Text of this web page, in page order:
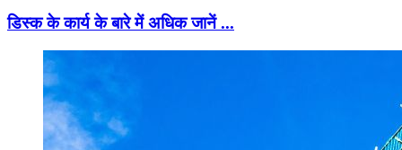
डिस्क के कार्य के बारे में अधिक जानें ...